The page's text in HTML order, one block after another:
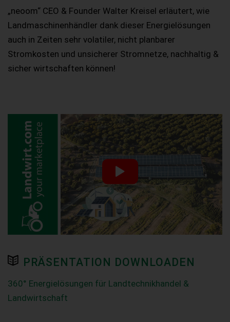
„neoom“ CEO & Founder Walter Kreisel erläutert, wie
Landmaschinenhändler dank dieser Energielösungen
auch in Zeiten sehr volatiler, nicht planbarer
Stromkosten und unsicherer Stromnetze, nachhaltig &
sicher wirtschaften können!
PRÄSENTATION DOWNLOADEN
360° Energielösungen für Landtechnikhandel &
Landwirtschaft